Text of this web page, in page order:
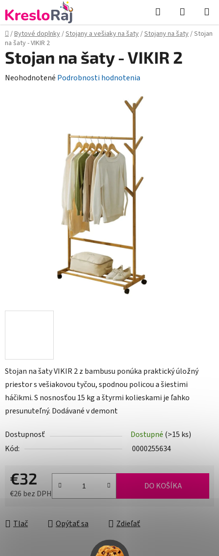
na
obsah
Hľadať
KOŠÍK
Domov
/Bytové doplnky/Stojany a vešiaky na šaty/Stojany na šaty/Stojan
na šaty - VIKIR 2
Stojan na šaty VIKIR 2 z bambusu ponúka praktický úložný
priestor s vešiakovou tyčou, spodnou policou a šiestimi
háčikmi. S nosnosťou 15 kg a štyrmi kolieskami je ľahko
presunuteľný. Dodávané v demont
Dostupnosť Dostupné (>15 ks)
Kód:
0000255634
€32
€26 bez DPH
DO KOŠÍKA
Tlač Opýtať sa Zdieľať
Stojan na šaty - VIKIR 2
Priemerné
Neohodnotené Podrobnosti hodnotenia